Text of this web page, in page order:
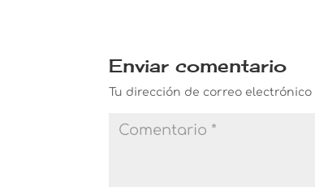
Enviar comentario
Tu dirección de correo